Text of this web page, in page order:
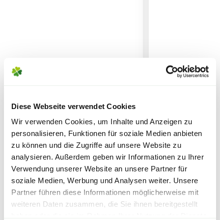
Diese Webseite verwendet Cookies
Wir verwenden Cookies, um Inhalte und Anzeigen zu
personalisieren, Funktionen für soziale Medien anbieten
zu können und die Zugriffe auf unsere Website zu
analysieren. Außerdem geben wir Informationen zu Ihrer
Verwendung unserer Website an unsere Partner für
soziale Medien, Werbung und Analysen weiter. Unsere
Partner führen diese Informationen möglicherweise mit
weiteren Daten zusammen, die Sie ihnen bereitgestellt
werden, um lange Standzeiten zu vermeiden.
Lieferhinweise
ESSCHERT DESIGN
11,99
inkl. MwSt. zzgl. Versandkosten
GARDENA
74,99
inkl. MwSt.